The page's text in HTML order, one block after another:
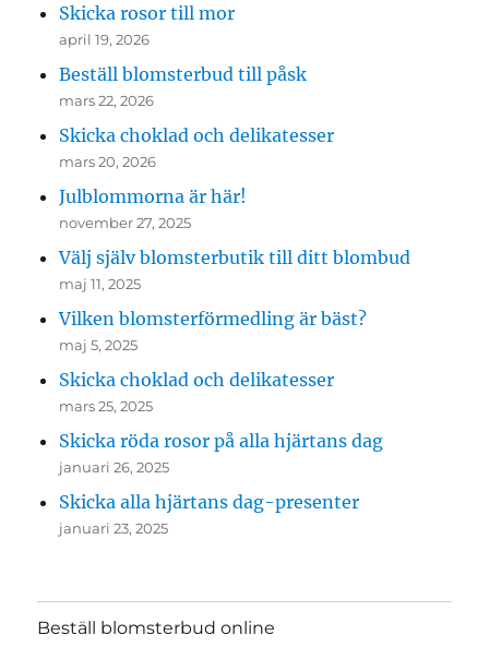
Skicka rosor till mor
april 19, 2026
Beställ blomsterbud till påsk
mars 22, 2026
Skicka choklad och delikatesser
mars 20, 2026
Julblommorna är här!
november 27, 2025
Välj själv blomsterbutik till ditt blombud
maj 11, 2025
Vilken blomsterförmedling är bäst?
maj 5, 2025
Skicka choklad och delikatesser
mars 25, 2025
Skicka röda rosor på alla hjärtans dag
januari 26, 2025
Skicka alla hjärtans dag-presenter
januari 23, 2025
Beställ blomsterbud online